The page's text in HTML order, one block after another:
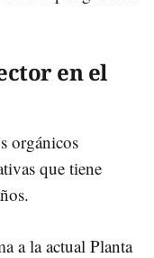
en el
orgánicos
que tiene
a la actual Planta